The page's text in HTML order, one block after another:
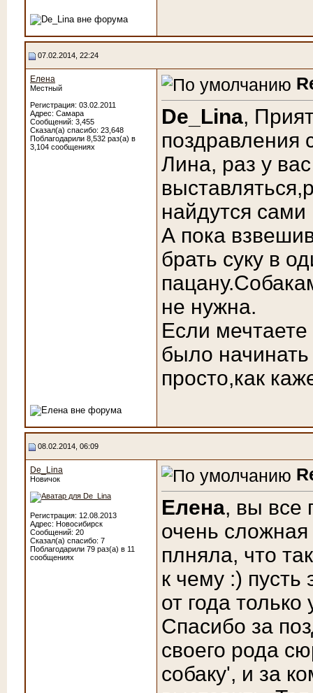
07.02.2014, 22:24
Елена
Местный
Регистрация: 03.02.2011
Адрес: Самара
Сообщений: 3,455
Сказал(а) спасибо: 23,648
Поблагодарили 8,532 раз(а) в
3,104 сообщениях
De_Lina,
Лина, раз у
найдутся сами
А пока
брать суку в
не нужна.
Если
было начинать
просто,как
08.02.2014, 06:09
De_Lina
Новичок
Регистрация: 12.08.2013
Адрес: Новосибирск
Сообщений: 20
Сказал(а) спасибо: 7
Поблагодарили 79 раз(а) в 11
сообщениях
Елена, вы все
очень
плняла, что
к чему :)
от года
Спасибо за
своего рода
собаку', и за